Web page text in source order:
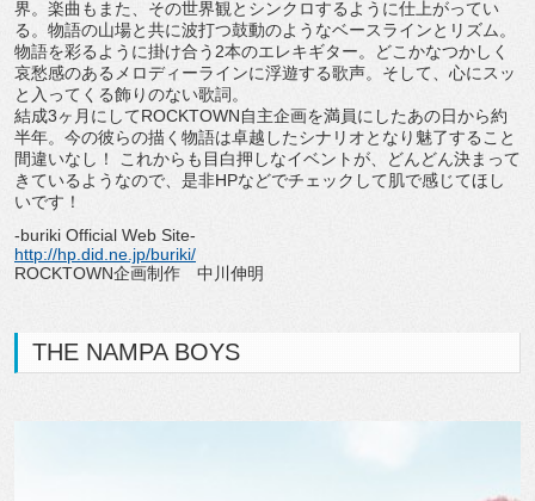
界。楽曲もまた、その世界観とシンクロするように仕上がってい
る。物語の山場と共に波打つ鼓動のようなベースラインとリズム。
物語を彩るように掛け合う2本のエレキギター。どこかなつかしく
哀愁感のあるメロディーラインに浮遊する歌声。そして、心にスッ
と入ってくる飾りのない歌詞。
結成3ヶ月にしてROCKTOWN自主企画を満員にしたあの日から約
半年。今の彼らの描く物語は卓越したシナリオとなり魅了すること
間違いなし！ これからも目白押しなイベントが、どんどん決まって
きているようなので、是非HPなどでチェックして肌で感じてほし
いです！
-buriki Official Web Site-
http://hp.did.ne.jp/buriki/
ROCKTOWN企画制作 中川伸明
THE NAMPA BOYS